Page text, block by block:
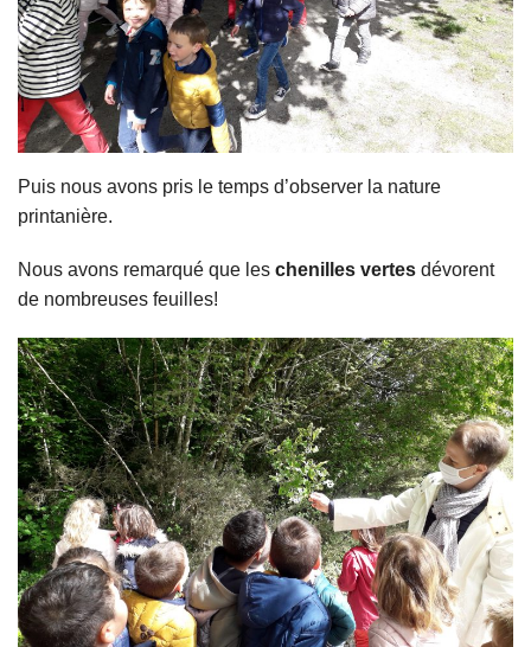
Puis nous avons pris le temps d’observer la nature
printanière.
Nous avons remarqué que les chenilles vertes dévorent
de nombreuses feuilles!